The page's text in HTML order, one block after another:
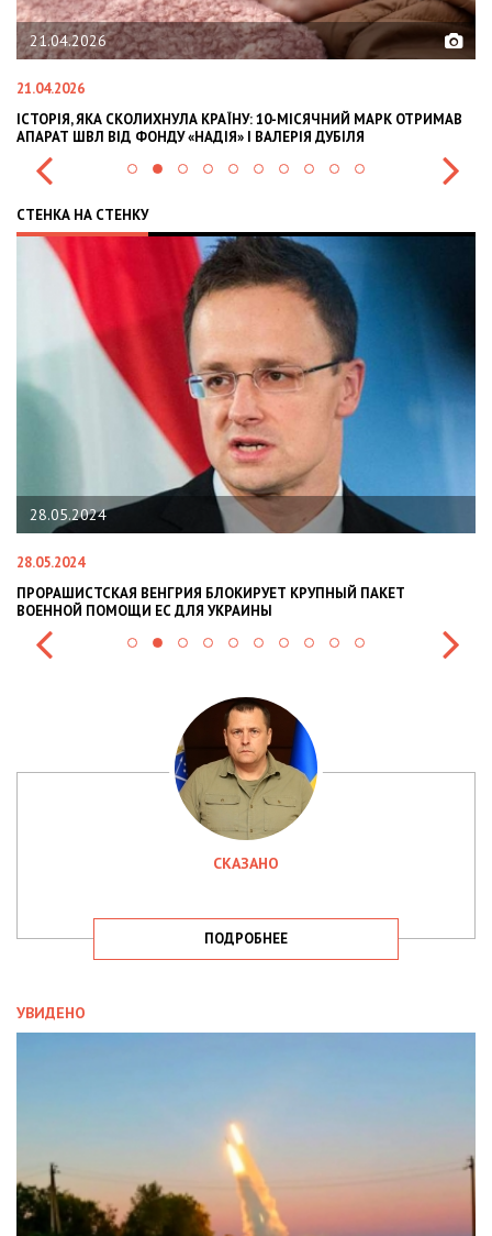
21.04.2026
21.04.2026
ІСТОРІЯ, ЯКА СКОЛИХНУЛА КРАЇНУ: 10-МІСЯЧНИЙ МАРК ОТРИМАВ
АПАРАТ ШВЛ ВІД ФОНДУ «НАДІЯ» І ВАЛЕРІЯ ДУБІЛЯ
СТЕНКА НА СТЕНКУ
28.05.2024
28.05.2024
ПРОРАШИСТСКАЯ ВЕНГРИЯ БЛОКИРУЕТ КРУПНЫЙ ПАКЕТ
ВОЕННОЙ ПОМОЩИ ЕС ДЛЯ УКРАИНЫ
СКАЗАНО
ПОДРОБНЕЕ
УВИДЕНО